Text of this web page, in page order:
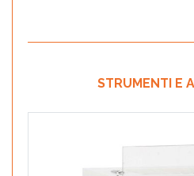
STRUMENTI E